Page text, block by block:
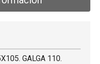
GALGA 110.